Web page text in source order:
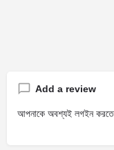
Add a review
আপনাকে অবশ্যই লগইন করতে